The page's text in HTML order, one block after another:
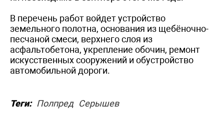
В перечень работ войдет устройство
земельного полотна, основания из щебёночно-
песчаной смеси, верхнего слоя из
асфальтобетона, укрепление обочин, ремонт
искусственных сооружений и обустройство
автомобильной дороги.
Теги: Полпред Серышев